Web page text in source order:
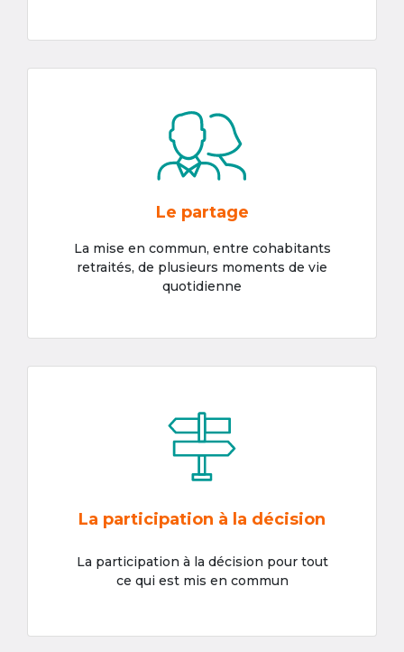
Le partage
La mise en commun, entre cohabitants
retraités, de plusieurs moments de vie
quotidienne
La participation à la décision
La participation à la décision pour tout
ce qui est mis en commun